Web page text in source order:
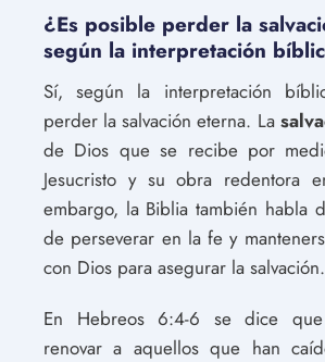
¿Es posible perder la
según la interpretación
Sí, según la interpretación
perder la salvación eterna. La
de Dios que se recibe por
Jesucristo y su obra redentora
embargo, la Biblia también habla
de perseverar en la fe y
con Dios para asegurar la salvación.
En Hebreos 6:4-6 se dice
renovar a aquellos que han